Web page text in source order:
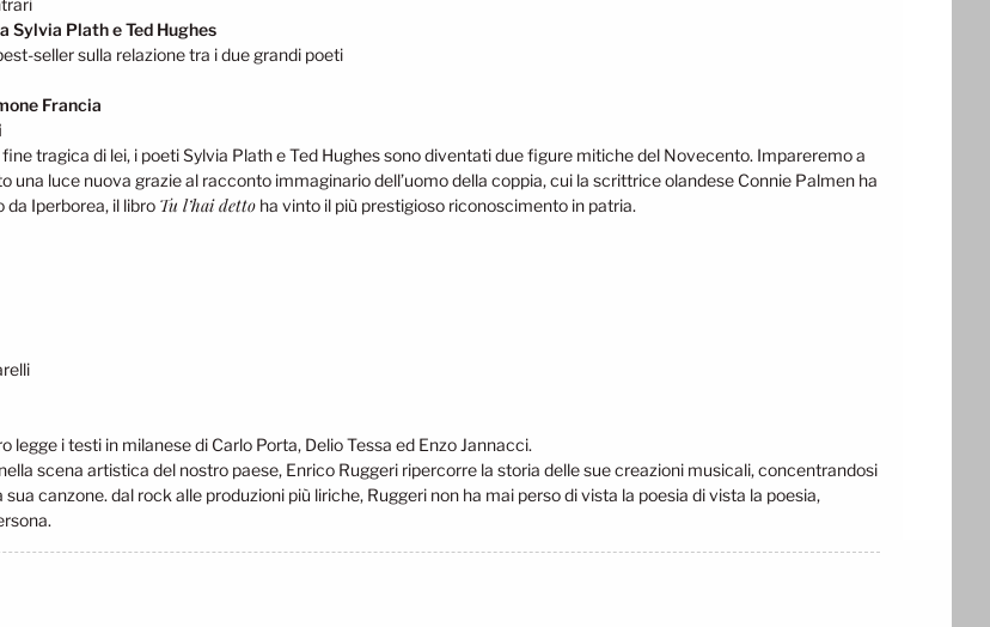
Sylvia Plath e Ted Hughes
seller sulla relazione tra i due grandi poeti
Francia
fine tragica di lei, i poeti Sylvia Plath e Ted Hughes sono diventati due figure mitiche del Novecento. Impareremo a
una luce nuova grazie al racconto immaginario dell’uomo della coppia, cui la scrittrice olandese Connie Palmen ha
Iperborea, il libro Tu l’hai detto ha vinto il più prestigioso riconoscimento in patria.
legge i testi in milanese di Carlo Porta, Delio Tessa ed Enzo Jannacci.
scena artistica del nostro paese, Enrico Ruggeri ripercorre la storia delle sue creazioni musicali, concentrandosi
canzone. dal rock alle produzioni più liriche, Ruggeri non ha mai perso di vista la poesia di vista la poesia,